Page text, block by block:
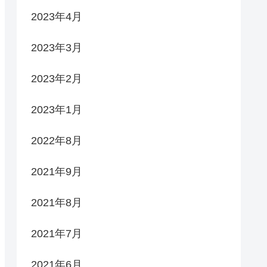
2023年4月
2023年3月
2023年2月
2023年1月
2022年8月
2021年9月
2021年8月
2021年7月